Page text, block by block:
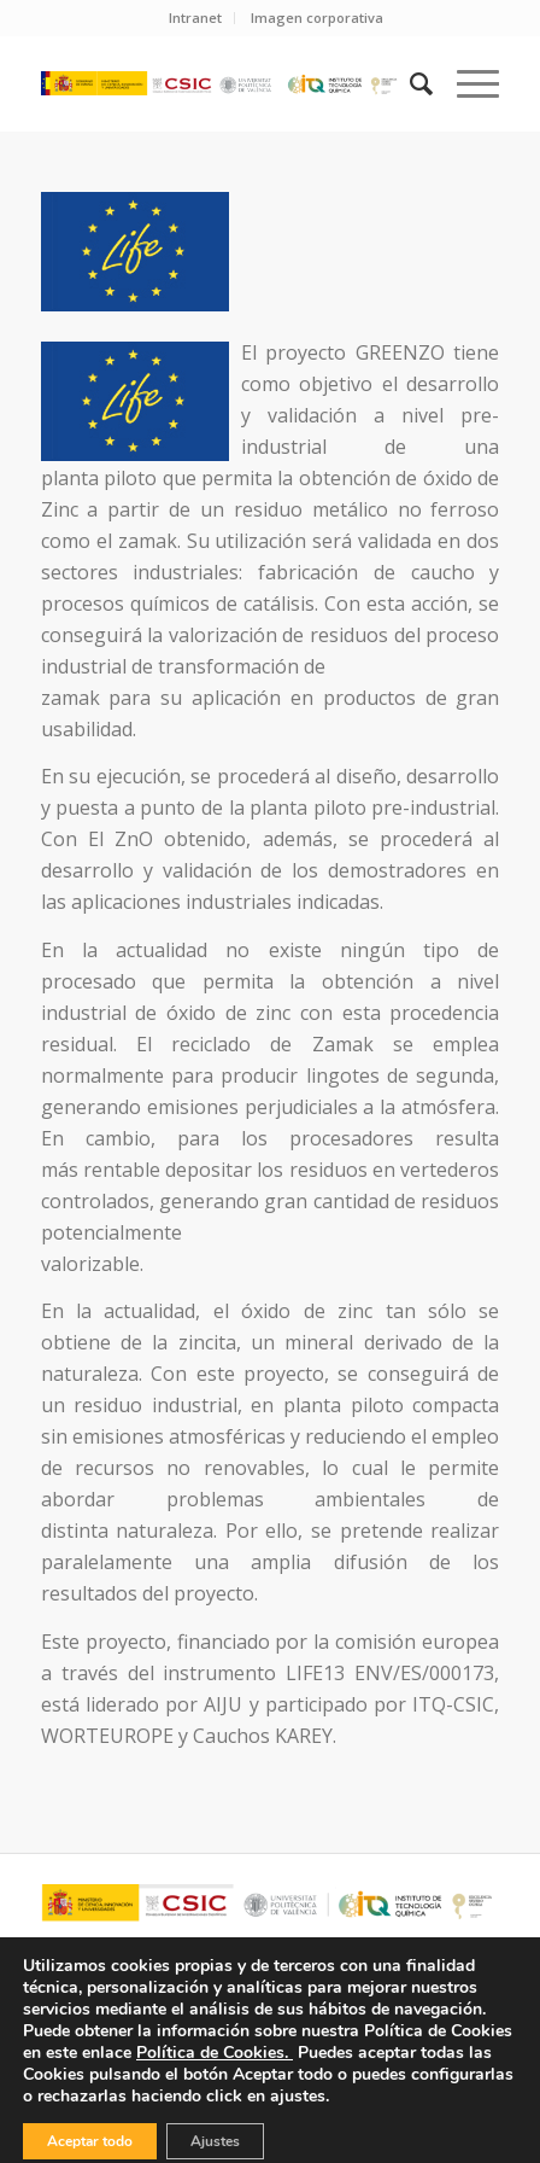
Intranet Imagen corporativa
El proyecto GREENZO tiene
como objetivo el desarrollo
y validación a nivel pre-
industrial de una
planta piloto que permita la obtención de óxido de
Zinc a partir de un residuo metálico no ferroso
como el zamak. Su utilización será validada en dos
sectores industriales: fabricación de caucho y
procesos químicos de catálisis. Con esta acción, se
conseguirá la valorización de residuos del proceso
industrial de transformación de
zamak para su aplicación en productos de gran
usabilidad.
En su ejecución, se procederá al diseño, desarrollo
y puesta a punto de la planta piloto pre-industrial.
Con El ZnO obtenido, además, se procederá al
desarrollo y validación de los demostradores en
las aplicaciones industriales indicadas.
En la actualidad no existe ningún tipo de
procesado que permita la obtención a nivel
industrial de óxido de zinc con esta procedencia
residual. El reciclado de Zamak se emplea
normalmente para producir lingotes de segunda,
generando emisiones perjudiciales a la atmósfera.
En cambio, para los procesadores resulta
más rentable depositar los residuos en vertederos
controlados, generando gran cantidad de residuos
potencialmente
valorizable.
En la actualidad, el óxido de zinc tan sólo se
obtiene de la zincita, un mineral derivado de la
naturaleza. Con este proyecto, se conseguirá de
un residuo industrial, en planta piloto compacta
sin emisiones atmosféricas y reduciendo el empleo
de recursos no renovables, lo cual le permite
abordar problemas ambientales de
distinta naturaleza. Por ello, se pretende realizar
paralelamente una amplia difusión de los
resultados del proyecto.
Este proyecto, financiado por la comisión europea
a través del instrumento LIFE13 ENV/ES/000173,
está liderado por AIJU y participado por ITQ-CSIC,
WORTEUROPE y Cauchos KAREY.
© Copyright - ITQ - Política de Privacidad
Utilizamos cookies propias y de terceros con una finalidad
técnica, personalización y analíticas para mejorar nuestros
servicios mediante el análisis de sus hábitos de navegación.
Puede obtener la información sobre nuestra Política de Cookies
en este enlace Política de Cookies. Puedes aceptar todas las
Cookies pulsando el botón Aceptar todo o puedes configurarlas
o rechazarlas haciendo click en ajustes.
Aceptar todo Ajustes